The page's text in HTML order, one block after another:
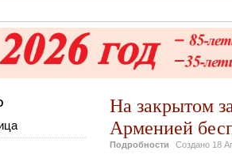
На закрытом
Арменией
Подробности Создано 18